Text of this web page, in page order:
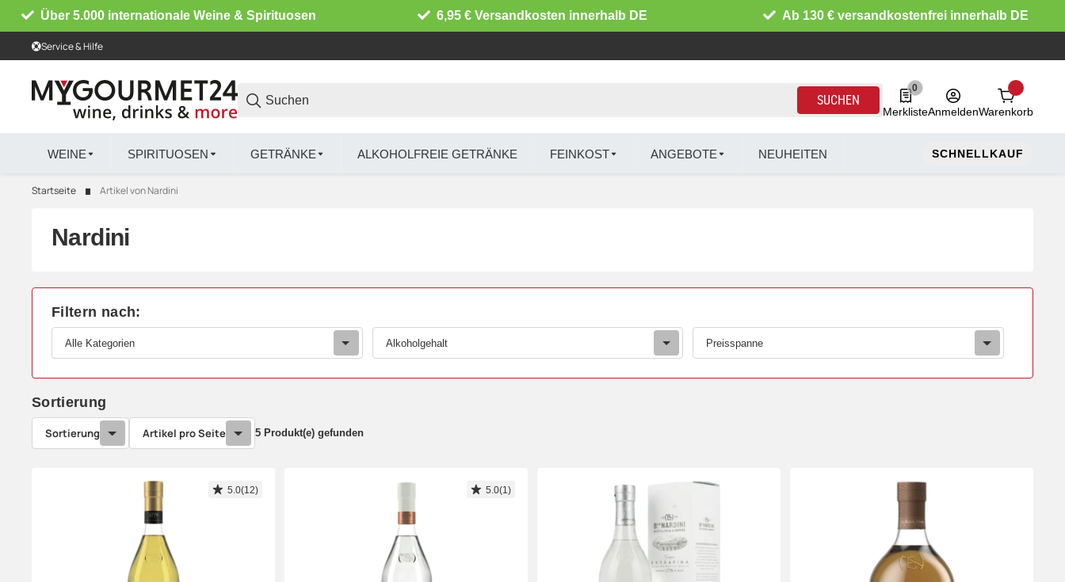
Über 5.000 internationale Weine & Spirituosen 6,95 € Versandkosten innerhalb DE Ab 130 € versandkostenfrei innerhalb DE
Service & Hilfe
SUCHEN
0
0 Produkte in der Liste
MerklisteAnmeldenWarenkorb
WEINE SPIRITUOSEN GETRÄNKE ALKOHOLFREIE GETRÄNKE FEINKOST ANGEBOTE NEUHEITEN SCHNELLKAUF
Startseite Artikel von Nardini
Nardini
Filtern nach:
Alle Kategorien Alkoholgehalt Preisspanne
Sortierung
Sortierung Artikel pro Seite 5 Produkt(e) gefunden
5.0(12) 5.0(1)